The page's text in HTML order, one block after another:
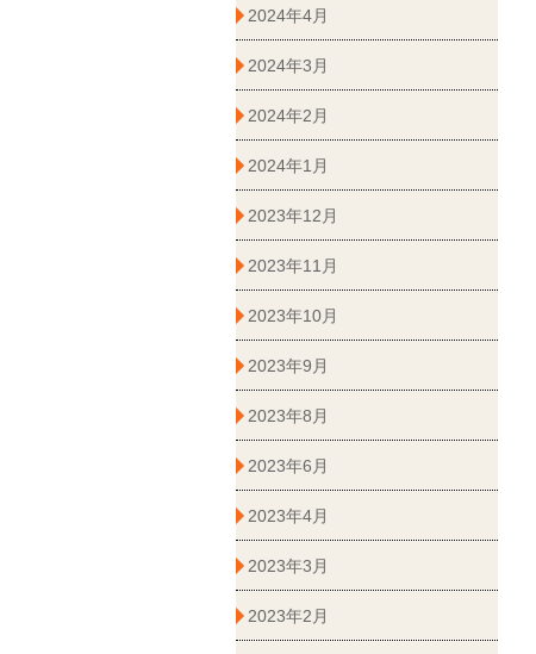
2024年4月
2024年3月
2024年2月
2024年1月
2023年12月
2023年11月
2023年10月
2023年9月
2023年8月
2023年6月
2023年4月
2023年3月
2023年2月